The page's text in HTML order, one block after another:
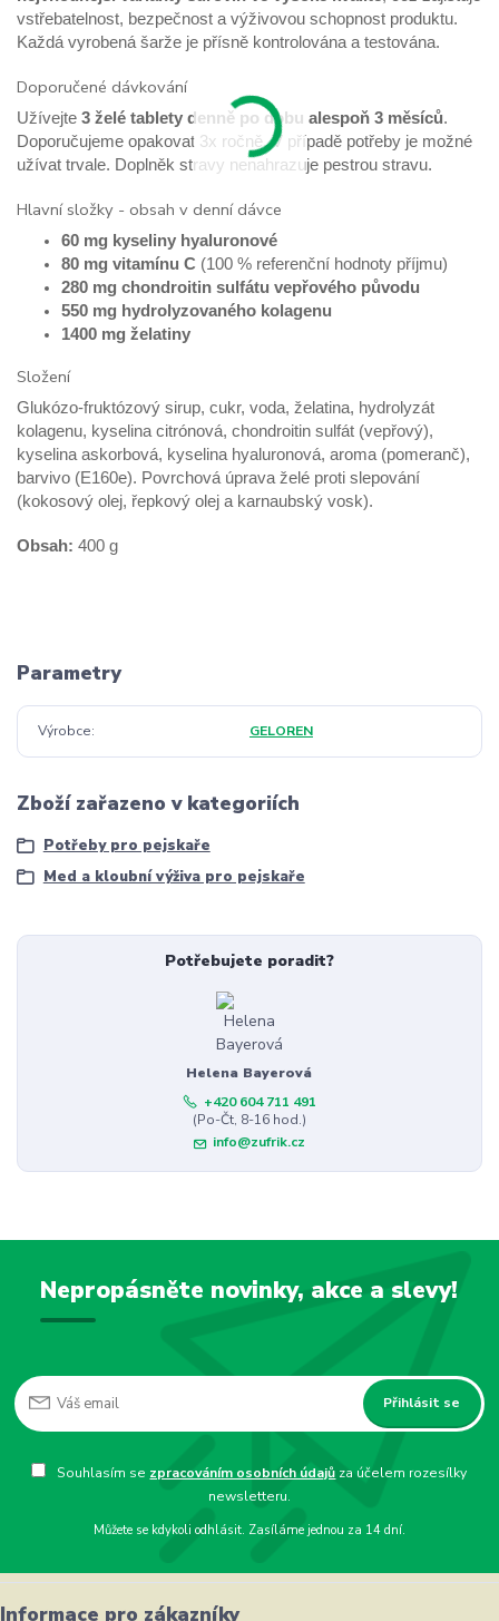
vstřebatelnost, bezpečnost a výživovou schopnost produktu.
Každá vyrobená šarže je přísně kontrolována a testována.
Doporučené dávkování
Užívejte 3 želé tablety denně po dobu alespoň 3 měsíců.
Doporučujeme opakovat 3x ročně. V případě potřeby je možné
užívat trvale. Doplněk stravy nenahrazuje pestrou stravu.
Hlavní složky - obsah v denní dávce
60 mg kyseliny hyaluronové
80 mg vitamínu C (100 % referenční hodnoty příjmu)
280 mg chondroitin sulfátu vepřového původu
550 mg hydrolyzovaného kolagenu
1400 mg želatiny
Složení
Glukózo-fruktózový sirup, cukr, voda, želatina, hydrolyzát
kolagenu, kyselina citrónová, chondroitin sulfát (vepřový),
kyselina askorbová, kyselina hyaluronová, aroma (pomeranč),
barvivo (E160e). Povrchová úprava želé proti slepování
(kokosový olej, řepkový olej a karnaubský vosk).
Obsah: 400 g
Parametry
Výrobce GELOREN
Zboží zařazeno v kategoriích
Potřeby pro pejskaře
Med a kloubní výživa pro pejskaře
Potřebujete poradit?
Helena Bayerová
+420 604 711 491
(Po-Čt, 8-16 hod.)
info@zufrik.cz
Nepropásněte novinky, akce a slevy!
Přihlásit se
Souhlasím se zpracováním osobních údajů za účelem rozesílky
newsletteru.
Můžete se kdykoli odhlásit. Zasíláme jednou za 14 dní.
Informace pro zákazníky